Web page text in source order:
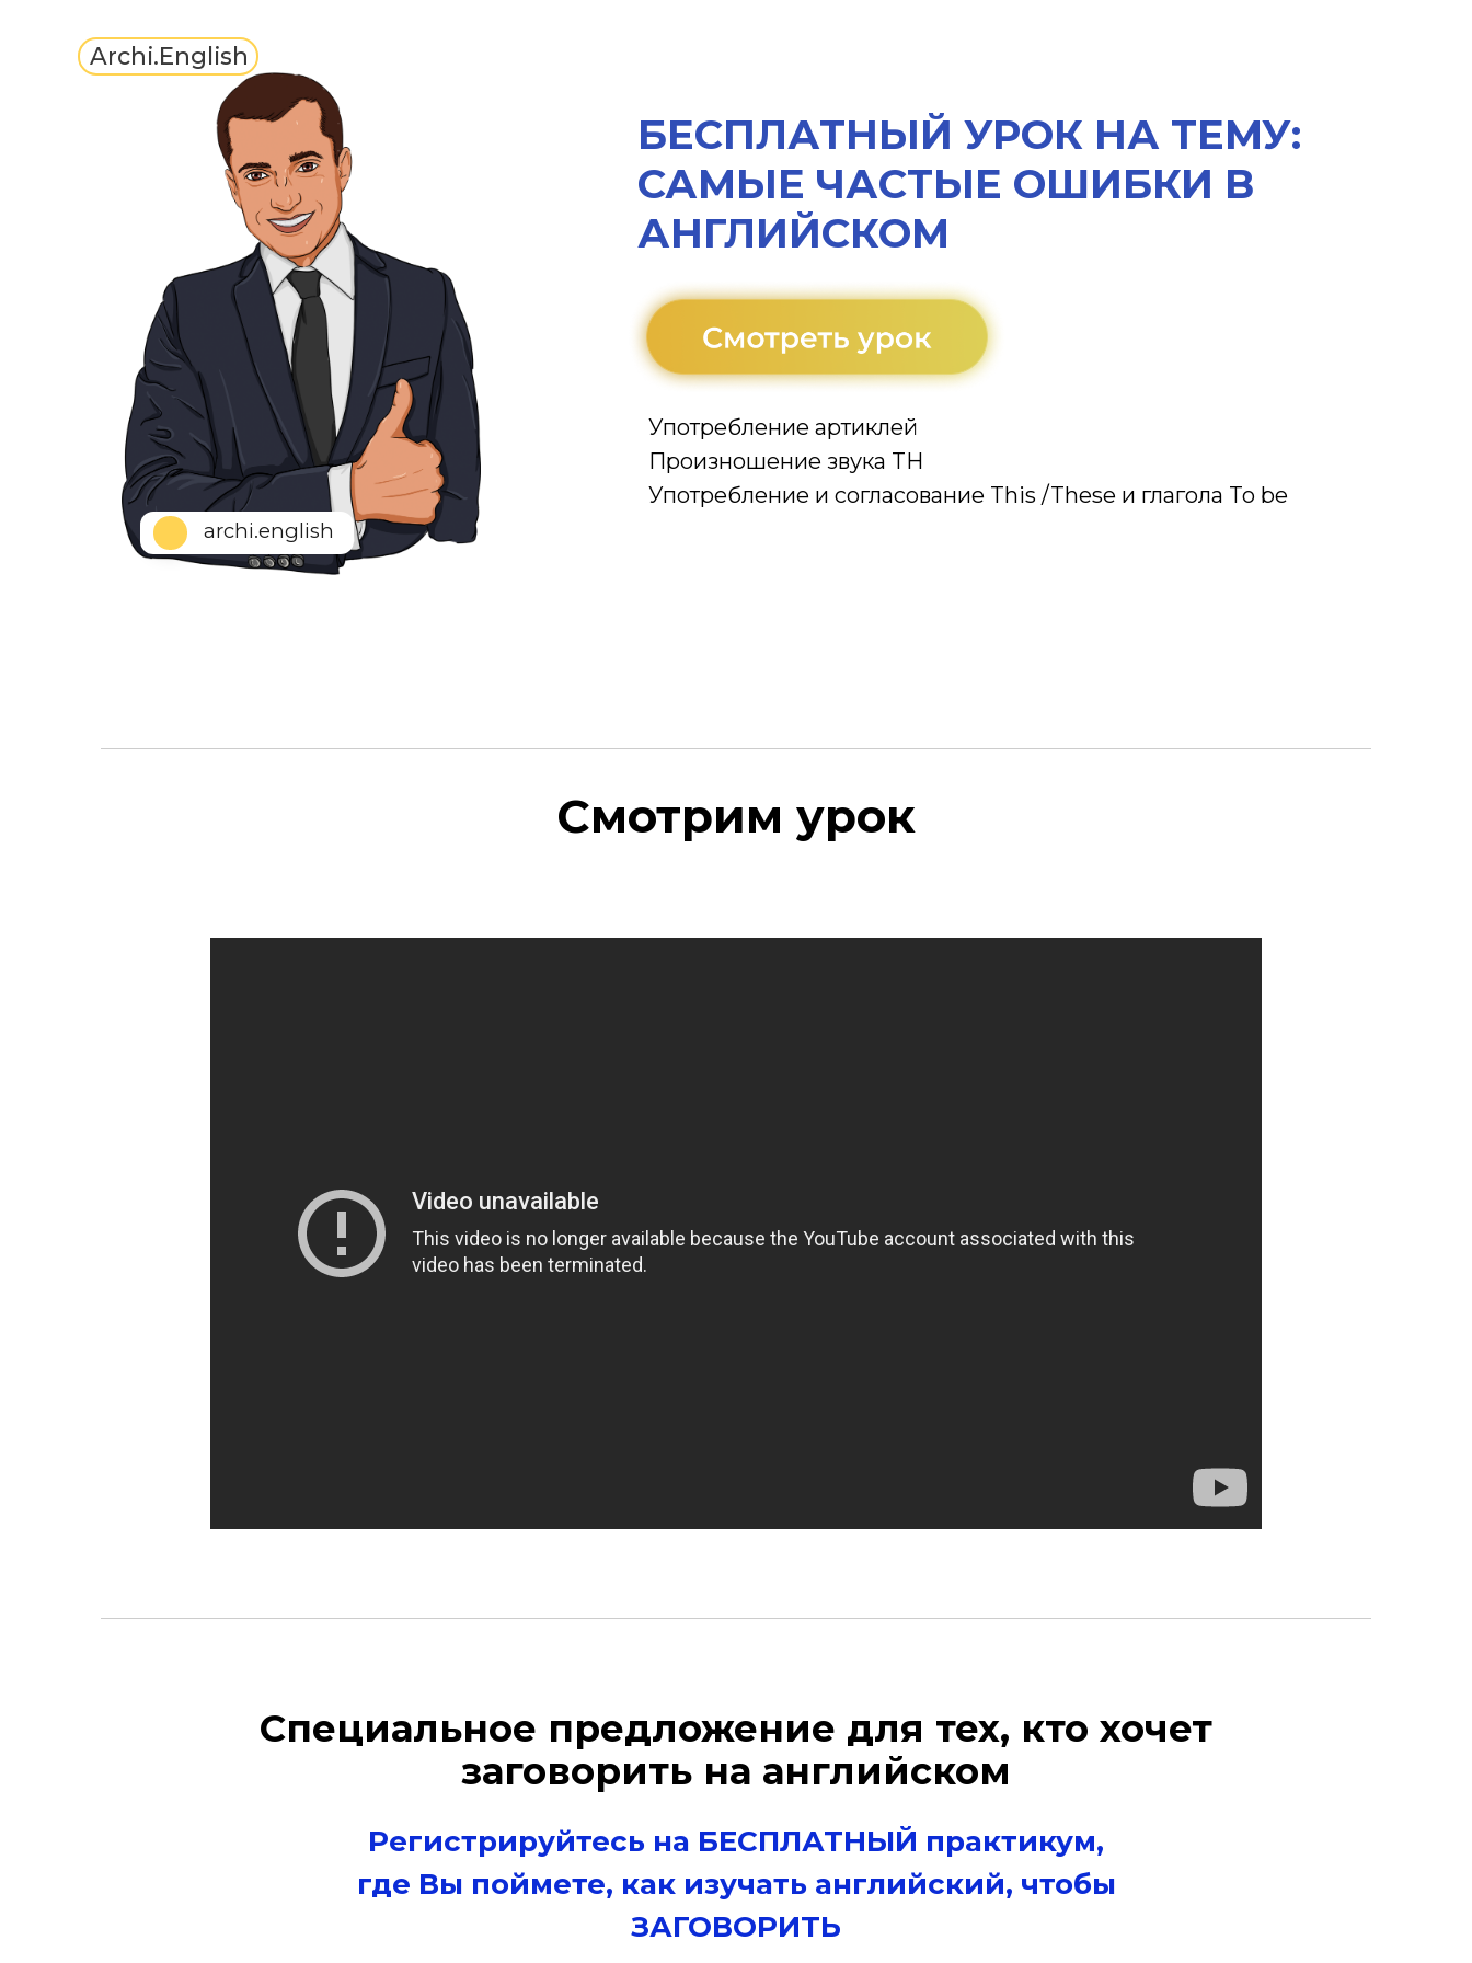
БЕСПЛАТНЫЙ УРОК НА ТЕМУ:
САМЫЕ ЧАСТЫЕ ОШИБКИ В
АНГЛИЙСКОМ
Употребление артиклей
Произношение звука TH
Употребление и согласование This /These и глагола To be
Archi.English
archi.english
Смотрим урок
Специальное предложение для тех, кто хочет
заговорить на английском
Регистрируйтесь на БЕСПЛАТНЫЙ практикум,
где Вы поймете, как изучать английский, чтобы
ЗАГОВОРИТЬ